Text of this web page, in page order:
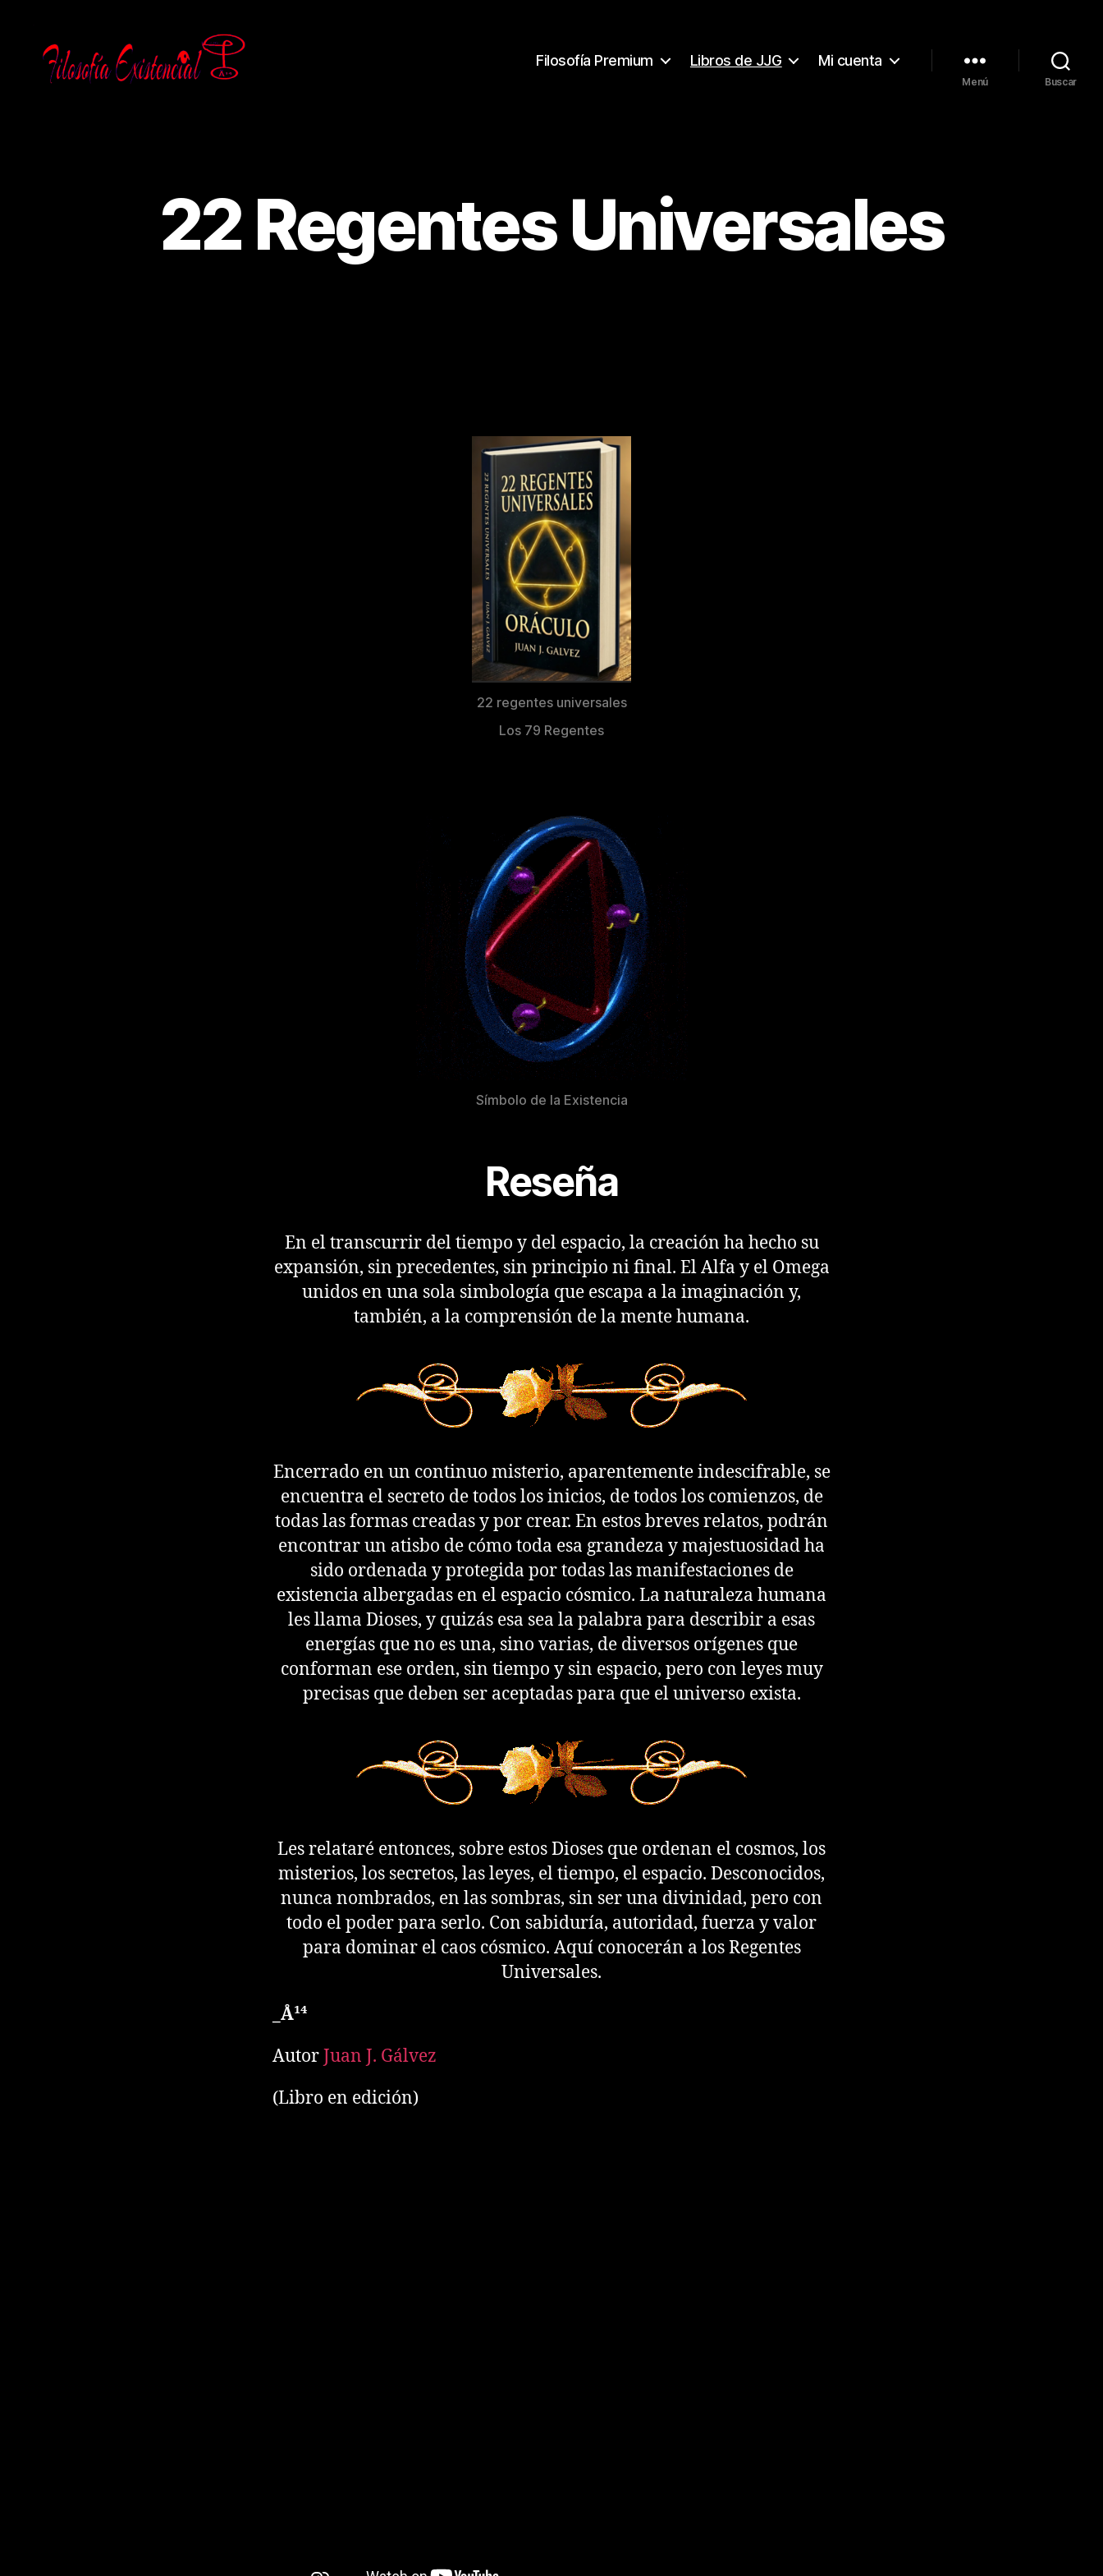
Filosofía Premium Libros de JJG Mi cuenta
Menú Buscar
22 Regentes Universales
22 regentes universales
Los 79 Regentes
Símbolo de la Existencia
Reseña
En el transcurrir del tiempo y del espacio, la creación ha hecho su
expansión, sin precedentes, sin principio ni final. El Alfa y el Omega
unidos en una sola simbología que escapa a la imaginación y,
también, a la comprensión de la mente humana.
Encerrado en un continuo misterio, aparentemente indescifrable, se
encuentra el secreto de todos los inicios, de todos los comienzos, de
todas las formas creadas y por crear. En estos breves relatos, podrán
encontrar un atisbo de cómo toda esa grandeza y majestuosidad ha
sido ordenada y protegida por todas las manifestaciones de
existencia albergadas en el espacio cósmico. La naturaleza humana
les llama Dioses, y quizás esa sea la palabra para describir a esas
energías que no es una, sino varias, de diversos orígenes que
conforman ese orden, sin tiempo y sin espacio, pero con leyes muy
precisas que deben ser aceptadas para que el universo exista.
Les relataré entonces, sobre estos Dioses que ordenan el cosmos, los
misterios, los secretos, las leyes, el tiempo, el espacio. Desconocidos,
nunca nombrados, en las sombras, sin ser una divinidad, pero con
todo el poder para serlo. Con sabiduría, autoridad, fuerza y valor
para dominar el caos cósmico. Aquí conocerán a los Regentes
Universales.
_Å¹⁴
AutorJuan J. Gálvez
(Libro en edición)